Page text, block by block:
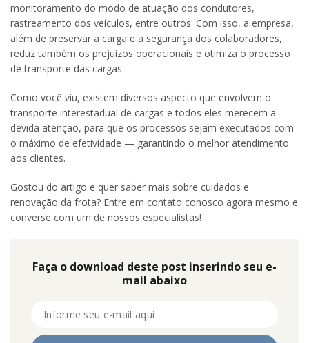
monitoramento do modo de atuação dos condutores,
rastreamento dos veículos, entre outros. Com isso, a empresa,
além de preservar a carga e a segurança dos colaboradores,
reduz também os prejuízos operacionais e otimiza o processo
de transporte das cargas.
Como você viu, existem diversos aspecto que envolvem o
transporte interestadual de cargas e todos eles merecem a
devida atenção, para que os processos sejam executados com
o máximo de efetividade — garantindo o melhor atendimento
aos clientes.
Gostou do artigo e quer saber mais sobre cuidados e
renovação da frota? Entre em contato conosco agora mesmo e
converse com um de nossos especialistas!
Faça o download deste post inserindo seu e-
mail abaixo